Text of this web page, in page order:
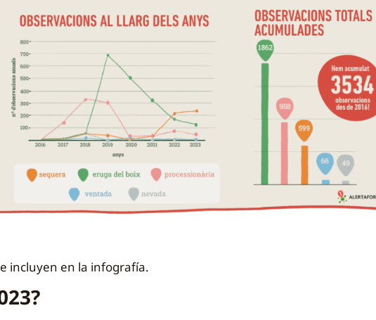
incluyen en la infografía.